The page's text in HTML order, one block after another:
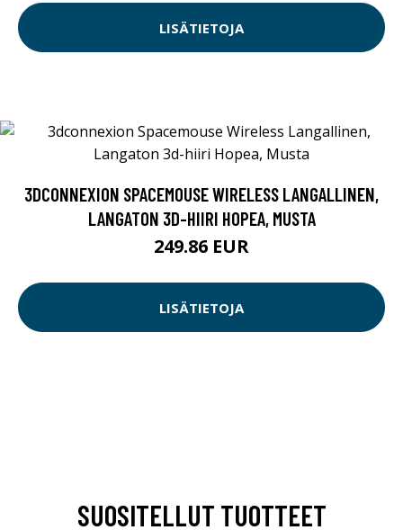
LISÄTIETOJA
3DCONNEXION SPACEMOUSE WIRELESS LANGALLINEN,
LANGATON 3D-HIIRI HOPEA, MUSTA
249.86 EUR
LISÄTIETOJA
SUOSITELLUT TUOTTEET